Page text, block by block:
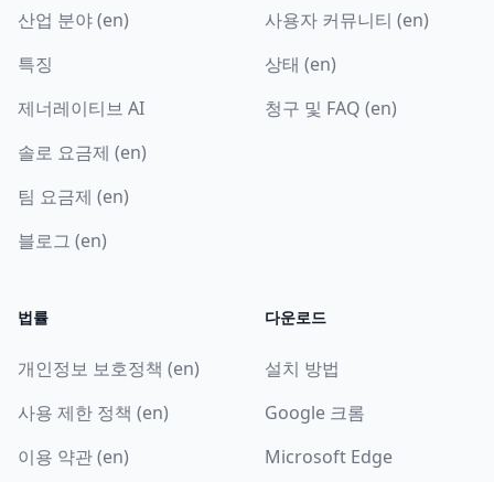
산업 분야 (en)
특징
제너레이티브 AI
솔로 요금제 (en)
팀 요금제 (en)
블로그 (en)
사용자 커뮤니티 (en)
상태 (en)
청구 및 FAQ (en)
법률
개인정보 보호정책 (en)
사용 제한 정책 (en)
이용 약관 (en)
다운로드
설치 방법
Google 크롬
Microsoft Edge